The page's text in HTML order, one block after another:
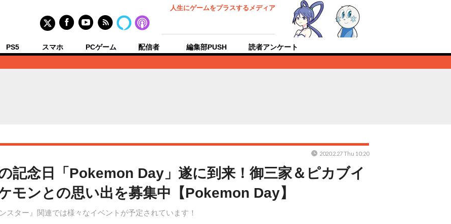
人生にゲームをプラスするメディア
PS5 スマホ PCゲーム 配信者 編集部PUSH 読者アンケート
記念日「Pokemon Day」遂に到来！御三家＆ピカブイ
モンとの思い出を募集中【Pokemon Day】
スター』関連では様々なイベントが予定されています！
2020.2.27 Thu 10:20